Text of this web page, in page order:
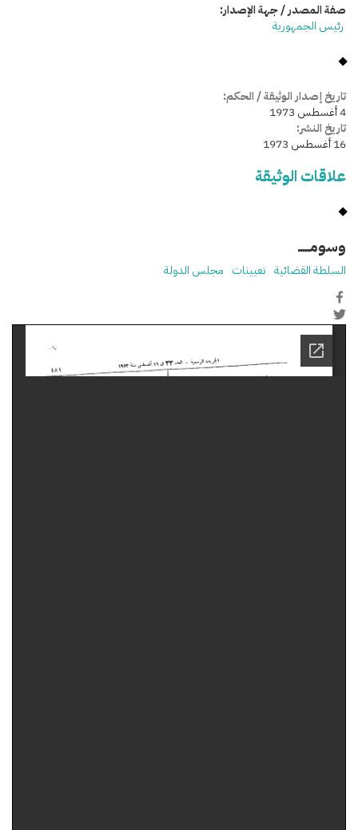
صفة المصدر / جهة الإصدار:
رئيس الجمهورية
تاريخ إصدار الوثيقة / الحكم:
4 أغسطس 1973
تاريخ النشر:
16 أغسطس 1973
علاقات الوثيقة
وسومـــــ
السلطة القضائية تعيينات مجلس الدولة